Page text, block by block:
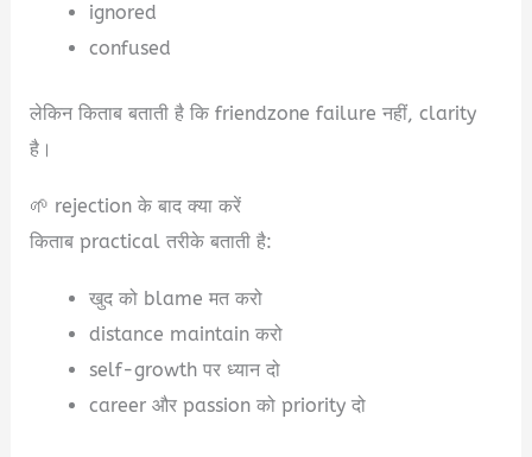
ignored
confused
लेकिन किताब बताती है कि friendzone failure नहीं, clarity
है।
🌱 rejection के बाद क्या करें
किताब practical तरीके बताती है:
खुद को blame मत करो
distance maintain करो
self-growth पर ध्यान दो
career और passion को priority दो